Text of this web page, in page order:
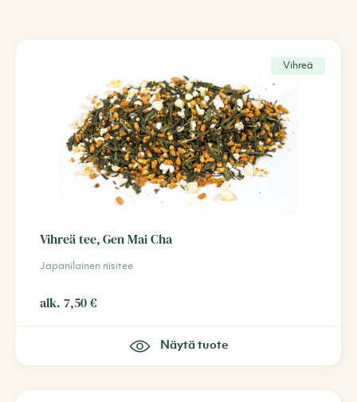
Vihreä
Vihreä tee, Gen Mai Cha
Japanilainen riisitee
alk. 7,50€
Näytä tuote